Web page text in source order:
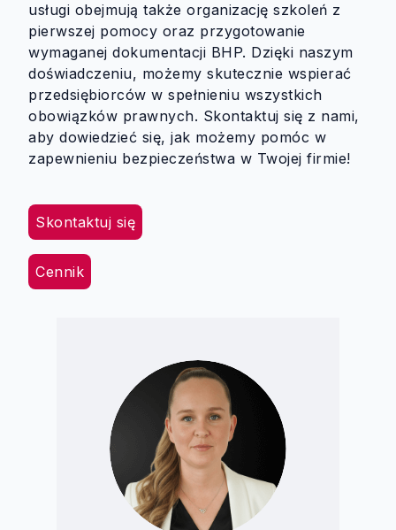
usługi obejmują także organizację szkoleń z
pierwszej pomocy oraz przygotowanie
wymaganej dokumentacji BHP. Dzięki naszym
doświadczeniu, możemy skutecznie wspierać
przedsiębiorców w spełnieniu wszystkich
obowiązków prawnych. Skontaktuj się z nami,
aby dowiedzieć się, jak możemy pomóc w
zapewnieniu bezpieczeństwa w Twojej firmie!
Skontaktuj się
Cennik